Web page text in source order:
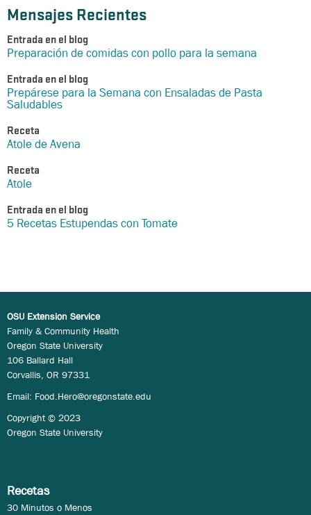
Mensajes Recientes
Entrada en el blog
Preparación de comidas con pollo para la semana
Entrada en el blog
Prepárese para la Semana con Ensaladas de Pasta
Saludables
Receta
Atole de Avena
Receta
Atole
Entrada en el blog
5 Recetas Estupendas con Tomate
OSU Extension Service
Family & Community Health
Oregon State University
106 Ballard Hall
Corvallis, OR 97331
Email: Food.Hero@oregonstate.edu
Copyright © 2023
Oregon State University
Recetas
30 Minutos o Menos